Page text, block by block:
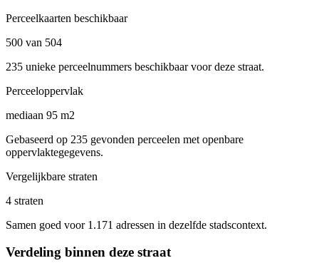
Perceelkaarten beschikbaar
500 van 504
235 unieke perceelnummers beschikbaar voor deze straat.
Perceeloppervlak
mediaan 95 m2
Gebaseerd op 235 gevonden perceelen met openbare
oppervlaktegegevens.
Vergelijkbare straten
4 straten
Samen goed voor 1.171 adressen in dezelfde stadscontext.
Verdeling binnen deze straat